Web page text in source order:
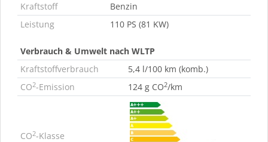
Kraftstoff
Benzin
Leistung
110 PS (81 KW)
Verbrauch & Umwelt nach WLTP
Kraftstoffverbrauch
5,4 l/100 km (komb.)
CO2-Emission 124 g CO2/km
CO2-Klasse